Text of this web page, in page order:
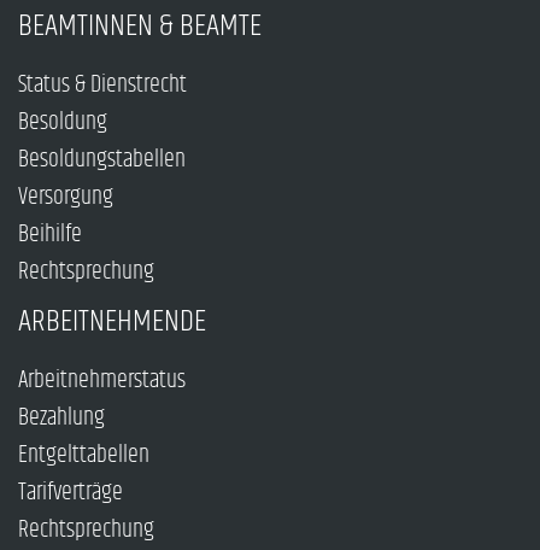
BEAMTINNEN & BEAMTE
Status & Dienstrecht
Besoldung
Besoldungstabellen
Versorgung
Beihilfe
Rechtsprechung
ARBEITNEHMENDE
Arbeitnehmerstatus
Bezahlung
Entgelttabellen
Tarifverträge
Rechtsprechung